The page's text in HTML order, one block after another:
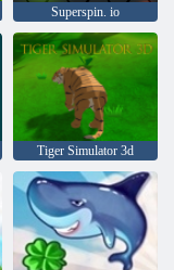
Superspin. io
Tiger Simulator 3d